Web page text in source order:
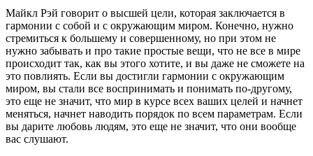
Майкл Рэй говорит о высшей цели, которая заключается в
гармонии с собой и с окружающим миром. Конечно, нужно
стремиться к большему и совершенному, но при этом не
нужно забывать и про такие простые вещи, что не все в мире
происходит так, как вы этого хотите, и вы даже не сможете на
это повлиять. Если вы достигли гармонии с окружающим
миром, вы стали все воспринимать и понимать по-другому,
это еще не значит, что мир в курсе всех ваших целей и начнет
меняться, начнет наводить порядок по всем параметрам. Если
вы дарите любовь людям, это еще не значит, что они вообще
вас слушают.